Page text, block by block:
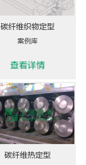
碳纤维织物定型
案例库
查看详情
碳纤维热定型